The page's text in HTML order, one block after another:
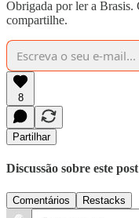
Obrigada por ler a Brasis.
compartilhe.
8
Partilhar
Discussão sobre este post
Comentários Restacks